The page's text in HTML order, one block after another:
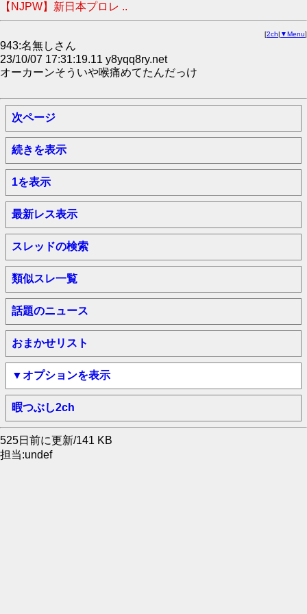
【NJPW】新日本プロレ ..
[2ch| ▼Menu]
943:名無しさん
23/10/07 17:31:19.11 y8yqq8ry.net
オーカーンそういや喉痛めてたんだっけ
次ページ
続きを表示
1を表示
最新レス表示
スレッドの検索
類似スレ一覧
話題のニュース
おまかせリスト
▼オプションを表示
暇つぶし2ch
525日前に更新/141 KB
担当:undef